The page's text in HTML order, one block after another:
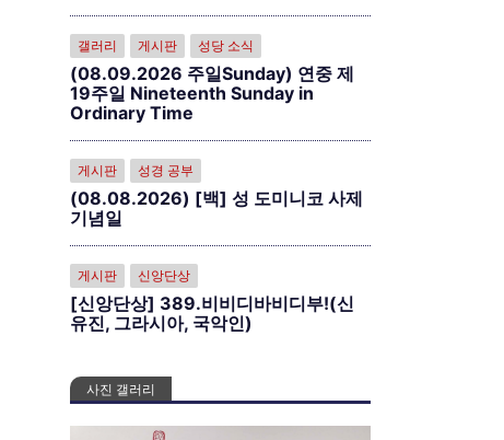
갤러리 게시판 성당 소식
(08.09.2026 주일Sunday) 연중 제
19주일 Nineteenth Sunday in
Ordinary Time
게시판 성경 공부
(08.08.2026) [백] 성 도미니코 사제
기념일
게시판 신앙단상
[신앙단상] 389.비비디바비디부!(신
유진, 그라시아, 국악인)
사진 갤러리